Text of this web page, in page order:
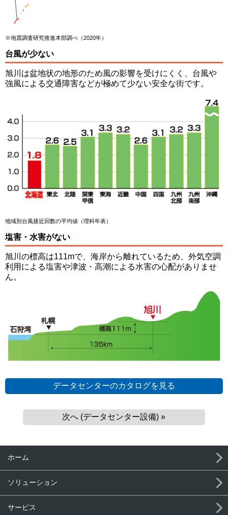
※地震調査研究推進本部調べ（2020年）
台風が少ない
旭川は盆地状の地形のため風の影響を受けにくく、台風や
強風による交通障害などが極めて少ない安全な街です。
地域別台風接近回数の平均値（理科年表）
塩害・水害がない
旭川の標高は111mで、海岸から離れているため、外気空調
利用による塩害や津波・高潮による水害の心配がありませ
ん。
データセンターのカタログを見る
次へ (データセンター設備) »
ホーム
ソリューション
サービス